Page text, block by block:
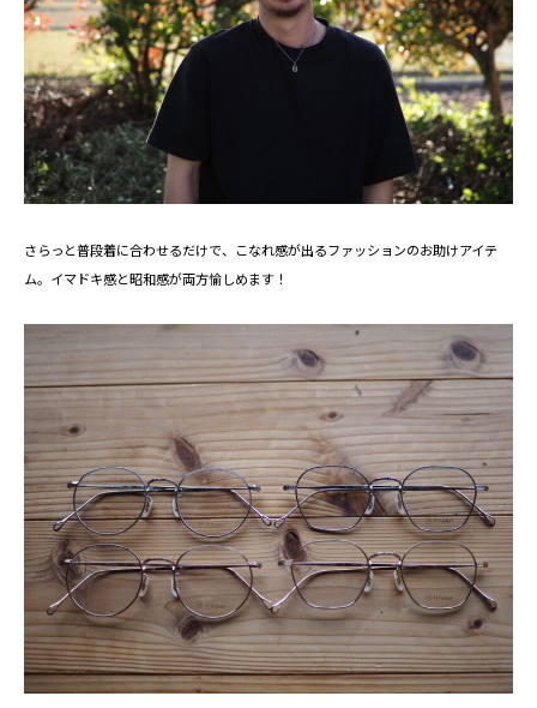
さらっと普段着に合わせるだけで、こなれ感が出るファッションのお助けアイテ
ム。イマドキ感と昭和感が両方愉しめます！